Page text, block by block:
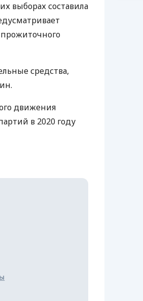
выборах составила
средства,
движения
в 2020 году